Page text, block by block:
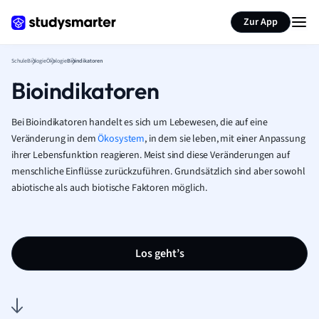
Zur App
SchuleBiologieÖkologieBioindikatoren
Bioindikatoren
Bei Bioindikatoren handelt es sich um Lebewesen, die auf eine
Veränderung in demÖkosystem, in dem sie leben, mit einer Anpassung
ihrer Lebensfunktion reagieren. Meist sind diese Veränderungen auf
menschliche Einflüsse zurückzuführen. Grundsätzlich sind aber sowohl
abiotische als auch biotische Faktoren möglich.
Los geht’s
Seite zusammenfassen